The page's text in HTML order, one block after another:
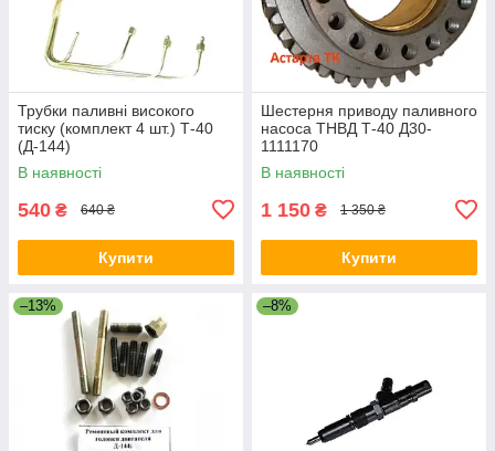
Трубки паливні високого
тиску (комплект 4 шт.) Т-40
(Д-144)
В наявності
540 ₴ 640 ₴
Купити
Шестерня приводу паливного
насоса ТНВД Т-40 Д30-
1111170
В наявності
1 150 ₴ 1 350 ₴
Купити
–13% –8%